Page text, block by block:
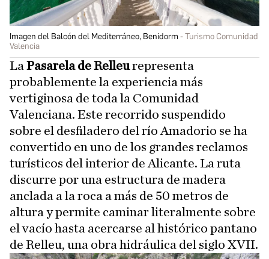
Imagen del Balcón del Mediterráneo, Benidorm
Turismo Comunidad
Valencia
La Pasarela de Relleurepresenta
probablemente la experiencia más
vertiginosa de toda la Comunidad
Valenciana. Este recorrido suspendido
sobre el desfiladero del río Amadorio se ha
convertido en uno de los grandes reclamos
turísticos del interior de Alicante. La ruta
discurre por una estructura de madera
anclada a la roca a más de 50 metros de
altura y permite caminar literalmente sobre
el vacío hasta acercarse al histórico pantano
de Relleu, una obra hidráulica del siglo XVII.